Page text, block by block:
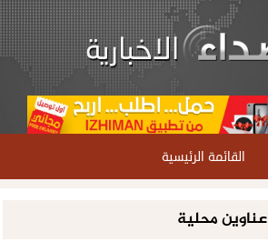
القائمة الرئيسية
عناوين محلية